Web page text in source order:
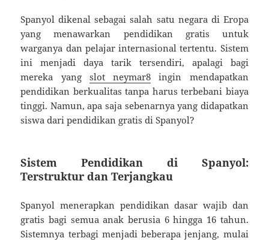
Spanyol dikenal sebagai salah satu negara di Eropa
yang menawarkan pendidikan gratis untuk
warganya dan pelajar internasional tertentu. Sistem
ini menjadi daya tarik tersendiri, apalagi bagi
mereka yang slot neymar8 ingin mendapatkan
pendidikan berkualitas tanpa harus terbebani biaya
tinggi. Namun, apa saja sebenarnya yang didapatkan
siswa dari pendidikan gratis di Spanyol?
Sistem Pendidikan di Spanyol:
Terstruktur dan Terjangkau
Spanyol menerapkan pendidikan dasar wajib dan
gratis bagi semua anak berusia 6 hingga 16 tahun.
Sistemnya terbagi menjadi beberapa jenjang, mulai